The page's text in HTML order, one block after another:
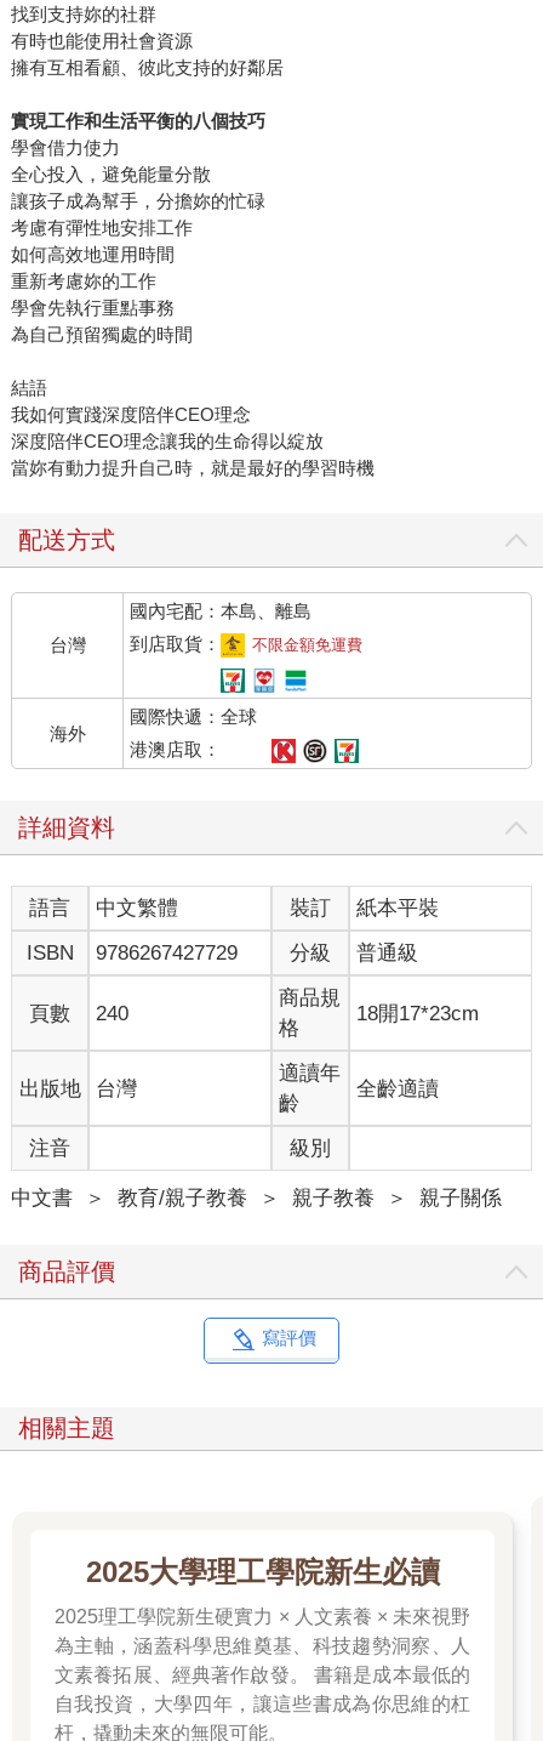
找到支持妳的社群
有時也能使用社會資源
擁有互相看顧、彼此支持的好鄰居
實現工作和生活平衡的八個技巧
學會借力使力
全心投入，避免能量分散
讓孩子成為幫手，分擔妳的忙碌
考慮有彈性地安排工作
如何高效地運用時間
重新考慮妳的工作
學會先執行重點事務
為自己預留獨處的時間
結語
我如何實踐深度陪伴CEO理念
深度陪伴CEO理念讓我的生命得以綻放
當妳有動力提升自己時，就是最好的學習時機
配送方式
台灣
國內宅配：本島、離島
到店取貨：
不限金額免運費
海外
國際快遞：全球
港澳店取：
詳細資料
語言 中文繁體 裝訂
紙本平裝
ISBN
9786267427729 分級 普通級
頁數 240
商品規
格
18開17*23cm
出版地 台灣
適讀年
齡
全齡適讀
注音 級別
中文書 ＞ 教育/親子教養 ＞ 親子教養 ＞ 親子關係
商品評價
寫評價
相關主題
2025大學理工學院新生必讀
2025理工學院新生硬實力 × 人文素養 × 未來視野
為主軸，涵蓋科學思維奠基、科技趨勢洞察、人
文素養拓展、經典著作啟發。 書籍是成本最低的
自我投資，大學四年，讓這些書成為你思維的杠
杆，撬動未來的無限可能。